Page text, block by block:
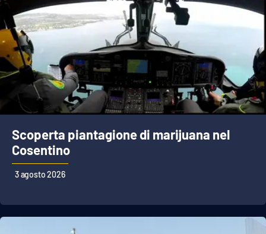
Scoperta piantagione di marijuana nel
Cosentino
3 agosto 2026